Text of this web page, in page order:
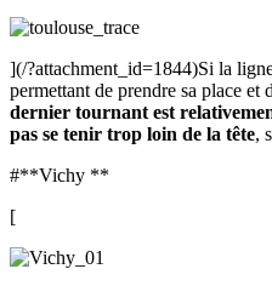
](/?attachment_id=1844)Si la
permettant de prendre sa place et
dernier tournant est
pas se tenir trop loin de la tête,
#**Vichy **
[